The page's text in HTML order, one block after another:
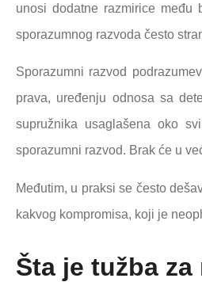
unosi dodatne razmirice među
sporazumnog razvoda često
Sporazumni razvod
prava, uređenju odnosa sa
supružnika usaglašena oko
sporazumni razvod. Brak će u
Međutim, u praksi se često
kakvog kompromisa, koji je
Šta je tužba